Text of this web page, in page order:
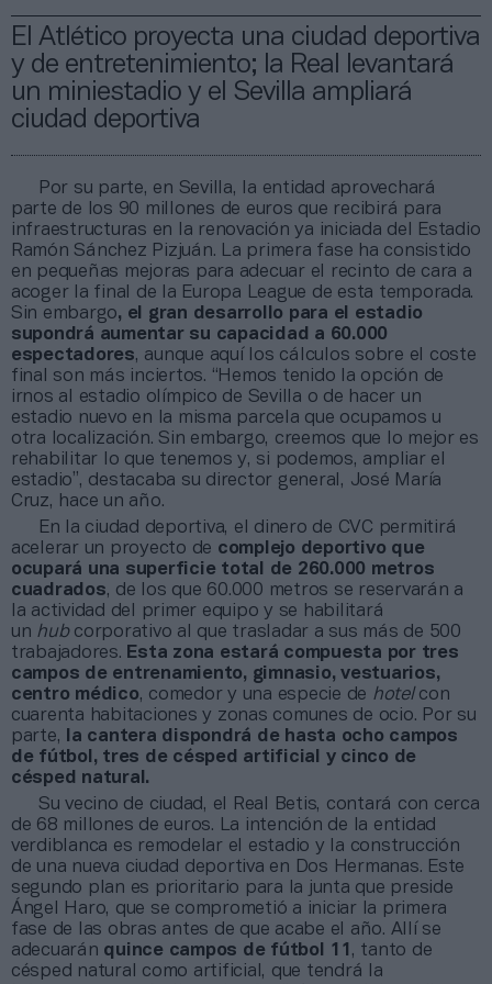
El Atlético proyecta una ciudad deportiva
y de entretenimiento; la Real levantará
un miniestadio y el Sevilla ampliará
ciudad deportiva
Por su parte, en Sevilla, la entidad aprovechará
parte de los 90 millones de euros que recibirá para
infraestructuras en la renovación ya iniciada del Estadio
Ramón Sánchez Pizjuán. La primera fase ha consistido
en pequeñas mejoras para adecuar el recinto de cara a
acoger la final de la Europa League de esta temporada.
Sin embargo, el gran desarrollo para el estadio
supondrá aumentar su capacidad a 60.000
espectadores, aunque aquí los cálculos sobre el coste
final son más inciertos. “Hemos tenido la opción de
irnos al estadio olímpico de Sevilla o de hacer un
estadio nuevo en la misma parcela que ocupamos u
otra localización. Sin embargo, creemos que lo mejor es
rehabilitar lo que tenemos y, si podemos, ampliar el
estadio”, destacaba su director general, José María
Cruz, hace un año.
En la ciudad deportiva, el dinero de CVC permitirá
acelerar un proyecto de complejo deportivo que
ocupará una superficie total de 260.000 metros
cuadrados, de los que 60.000 metros se reservarán a
la actividad del primer equipo y se habilitará
un hubcorporativo al que trasladar a sus más de 500
trabajadores. Esta zona estará compuesta por tres
campos de entrenamiento, gimnasio, vestuarios,
centro médico, comedor y una especie de hotelcon
cuarenta habitaciones y zonas comunes de ocio. Por su
parte,
la cantera dispondrá de hasta ocho campos
de fútbol, tres de césped artificial y cinco de
césped natural.
Su vecino de ciudad, el Real Betis, contará con cerca
de 68 millones de euros. La intención de la entidad
verdiblanca es remodelar el estadio y la construcción
de una nueva ciudad deportiva en Dos Hermanas. Este
segundo plan es prioritario para la junta que preside
Ángel Haro, que se comprometió a iniciar la primera
fase de las obras antes de que acabe el año. Allí se
adecuarán quince campos de fútbol 11 , tanto de
césped natural como artificial, que tendrá la